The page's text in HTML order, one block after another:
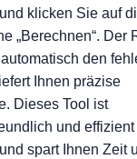
klicken Sie auf
„Berechnen“. Der
den
Ihnen präzise
Dieses Tool ist
und effizient
spart Ihnen Zeit